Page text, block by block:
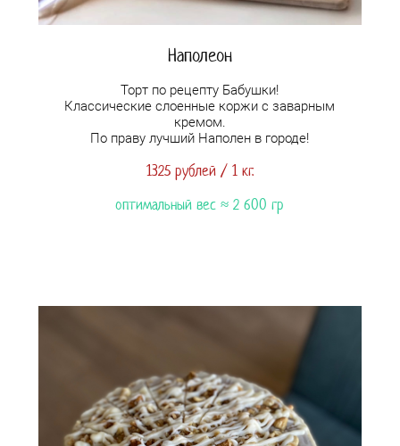
Наполеон
Торт по рецепту Бабушки!
Классические слоенные коржи с заварным
кремом.
По праву лучший Наполен в городе!
1325 рублей / 1 кг.
оптимальный вес ≈ 2 600 гр